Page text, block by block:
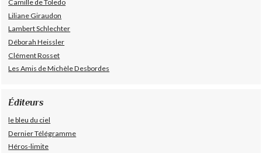
Camille de Toledo
Liliane Giraudon
Lambert Schlechter
Déborah Heissler
Clément Rosset
Les Amis de Michèle Desbordes
Éditeurs
le bleu du ciel
Dernier Télégramme
Héros-limite